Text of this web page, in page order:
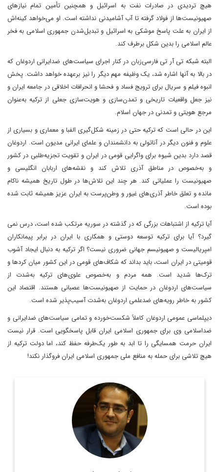
هیچ تردیدی در صادرات نفت به اسرائیل و همچنین تأمین تمام نیازهای
صهیونیست‌ها از فولاد گرفته تا آب آشامیدنی نداشته است. او می‌خواهد کینه‌اش
از ایران به علت پاسخ موشکی به اسرائیل و تبدیل‌شدن جمهوری اسلامی به فخر
عالم اسلامی را بدین شکل برطرف کند.
البته شبکه تی آر تی فارسی‌زبان در کنار اجرای سیاست‌های ضدایرانی اردوغان که
در بالا به آنها اشاره شد، یک وظیفه مهم دیگر را نیز برعهده خواهد داشت. پخش
انبوه فیلم و سریال برای ترویج فساد و فحشا و انحرافات اخلاقی در جامعه ایران و
نیز جعل واقعیات تاریخی و تمدن‌سازی و هویت‌سازی جعلی از ترکیه به‌عنوان
مرجع هویتی و تمدنی در جهان اسلام.
این در حالی است که ترکیه حتی در زمینه شکل‌گیری الفبا و معماری و بسیاری از
علوم و فنون دیگر در آناتولی به دانشمندان و علمای ایرانی مدیون است. اردوغان
قصد دارد بدین شیوه برای واگرایی قومی در ایران و تقویت تجزیه‌طلبی در کشور
و به‌خصوص در مناطق آذری تلاش کند و نقشه‌های اربابان انگلیسی و
صهیونیست را عملیاتی کند. هر چند این تلاش‌ها در طول تاریخ همیشه ناکام
مانده و تعلق خاطر آذری‌های غیور و وطن‌پرست به ایران عزیز همیشه ثابت شده
بوده است.
آیا ترکیه از اشتباهات بزرگی که در گذشته در سوریه مرتکب شده است، درس نمی
گیرد؟ آیا برای ترکیه توسعه دوستی و همکاری با ایران در برابر پیمانکاران
امپریالیست و صهیونیسم جهانی ضروری نیست؟ اگر ترکیه به دنبال ایجاد آشوب
قومیتی در ایران است، باید بداند که شکاف‌های قومی در این کشور میان کردها و
ترک‌ها شدید است. همه مردم و به‌خصوص علوی‌های ترکیه به‌شدت از
سیاست‌های اردوغان در حمایت از صهیونیست‌ها عصبانی هستند. اقتصاد این
کشور به خاطر رویه‌های ضدعلمی اردوغان به‌شدت آسیب‌پذیر شده است.
دیپلماسی عمومی اردوغان کاملاً شکست‌خورده و تمامی سیاست‌های ضدایرانی و
ضداسلامی وی برای جمهوری اسلامی ایران قابل پاسخگویی است. قرار نیست
ایران حرمت همسایگی را تا ابد به طور یک‌طرفه حفظ کند، اما دولت ترکیه از
هیچ تلاشی برای حمله به منافع ملی جمهوری اسلامی ایران فروگذار نکند!
دکتر احسان موحدیان، مدرس دانشگاه و کارشناس روابط بین الملل
اطلاعات بیشتر